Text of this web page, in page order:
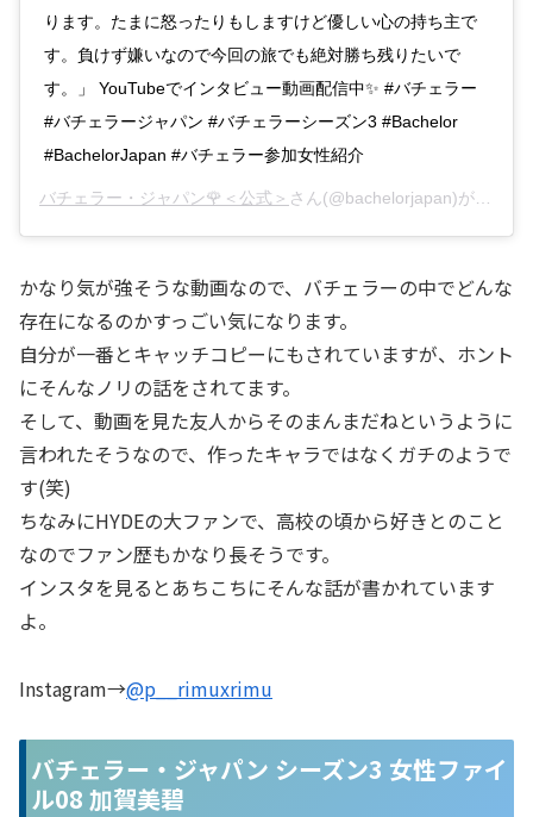
ります。たまに怒ったりもしますけど優しい心の持ち主で
す。負けず嫌いなので今回の旅でも絶対勝ち残りたいで
す。」 YouTubeでインタビュー動画配信中✨ #バチェラー
#バチェラージャパン #バチェラーシーズン3 #Bachelor
#BachelorJapan #バチェラー参加女性紹介
バチェラー・ジャパン🌹＜公式＞ さん(@bachelorjapan)がシェアした投稿 –
かなり気が強そうな動画なので、バチェラーの中でどんな
存在になるのかすっごい気になります。
自分が一番とキャッチコピーにもされていますが、ホント
にそんなノリの話をされてます。
そして、動画を見た友人からそのまんまだねというように
言われたそうなので、作ったキャラではなくガチのようで
す(笑)
ちなみにHYDEの大ファンで、高校の頃から好きとのこと
なのでファン歴もかなり長そうです。
インスタを見るとあちこちにそんな話が書かれています
よ。
Instagram→@p__rimuxrimu
バチェラー・ジャパン シーズン3 女性ファイ
ル08 加賀美碧